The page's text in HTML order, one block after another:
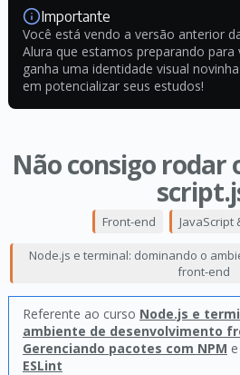
Importante
Você está vendo a versão anterior
Alura que estamos preparando para
ganha uma identidade visual
em potencializar seus estudos!
Não consigo rodar
Front-end JavaScript
Node.js e terminal: dominando o
front-end
Referente ao curso Node.js e
ambiente de desenvolvimento
Gerenciando pacotes com NPM
ESLint